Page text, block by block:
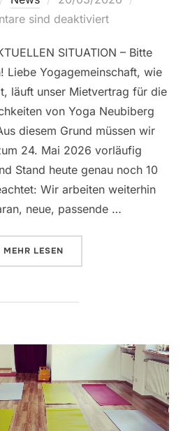
am
sind deaktiviert
SITUATION – Bitte
Liebe Yogagemeinschaft, wie
läuft unser Mietvertrag für die
von Yoga Neubiberg
diesem Grund müssen wir
24. Mai 2026 vorläufig
Stand heute genau noch 10
Wir arbeiten weiterhin
neue, passende …
MEHR ÜBER „NEUE RÄUME GESUCHT!“
LESEN